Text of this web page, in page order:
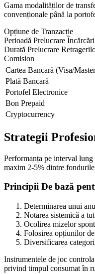
Gama modalităților de
convenționale până la
Opțiune de Tranzacție
Perioadă Prelucrare Încărcări
Durată Prelucrare
Comision
Cartea Bancară (Visa/
Plată Bancară
Portofel Electronice
Bon Prepaid
Cryptocurrency
Strategii
Performanța pe interval
maxim 2-5% dintre
Principii De bază
Determinarea unui
Notarea sistemică a
Ocolirea mizelor
Folosirea opțiunilor
Diversificarea
Instrumentele de joc
privind timpul consumat în